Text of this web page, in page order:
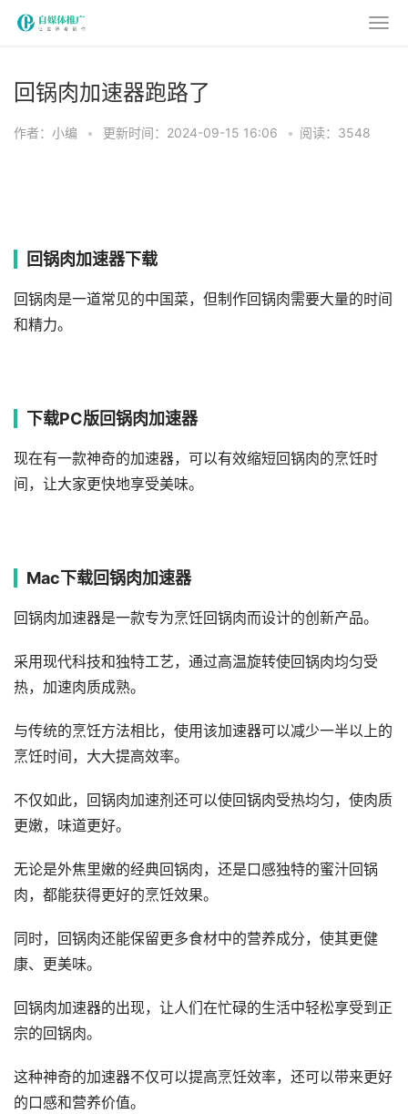
回锅肉加速器跑路了
作者：小编 • 更新时间：2024-09-15 16:06 • 阅读：3548
回锅肉加速器下载
回锅肉是一道常见的中国菜，但制作回锅肉需要大量的时间
和精力。
下载PC版回锅肉加速器
现在有一款神奇的加速器，可以有效缩短回锅肉的烹饪时
间，让大家更快地享受美味。
Mac下载回锅肉加速器
回锅肉加速器是一款专为烹饪回锅肉而设计的创新产品。
采用现代科技和独特工艺，通过高温旋转使回锅肉均匀受
热，加速肉质成熟。
与传统的烹饪方法相比，使用该加速器可以减少一半以上的
烹饪时间，大大提高效率。
不仅如此，回锅肉加速剂还可以使回锅肉受热均匀，使肉质
更嫩，味道更好。
无论是外焦里嫩的经典回锅肉，还是口感独特的蜜汁回锅
肉，都能获得更好的烹饪效果。
同时，回锅肉还能保留更多食材中的营养成分，使其更健
康、更美味。
回锅肉加速器的出现，让人们在忙碌的生活中轻松享受到正
宗的回锅肉。
这种神奇的加速器不仅可以提高烹饪效率，还可以带来更好
的口感和营养价值。